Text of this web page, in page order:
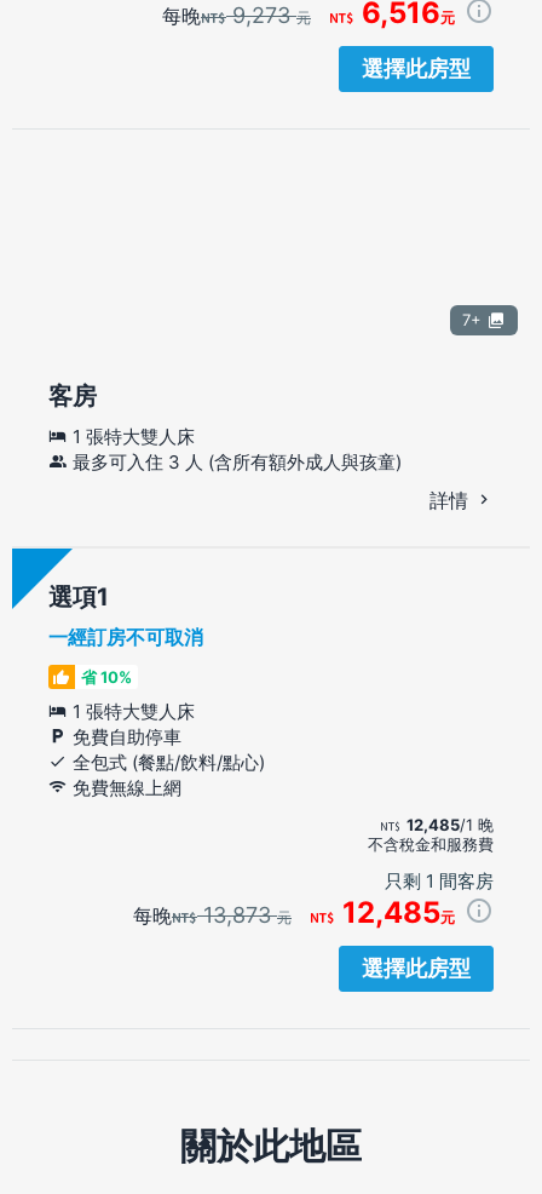
每晚 9,273元 6,516元
選擇此房型
7+
客房
1 張特大雙人床
最多可入住 3 人 (含所有額外成人與孩童)
詳情
選項
一經訂房不可取消
省 10%
1 張特大雙人床
免費自助停車
全包式 (餐點/飲料/點心)
免費無線上網
12,485/1 晚
不含稅金和服務費
只剩 1 間客房
每晚 13,873元 12,485元
選擇此房型
關於此地區